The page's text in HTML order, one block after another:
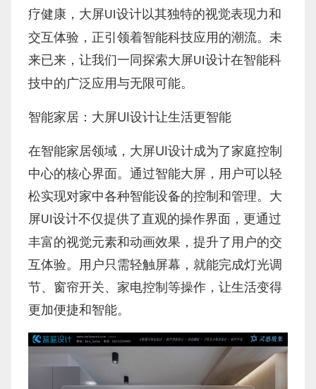
疗健康，大屏UI设计以其独特的视觉表现力和
交互体验，正引领着智能科技应用的潮流。未
来已来，让我们一同探索大屏UI设计在智能科
技中的广泛应用与无限可能。
智能家居：大屏UI设计让生活更智能
在智能家居领域，大屏UI设计成为了家庭控制
中心的核心界面。通过智能大屏，用户可以轻
松实现对家中各种智能设备的控制和管理。大
屏UI设计不仅提供了直观的操作界面，更通过
丰富的视觉元素和动画效果，提升了用户的交
互体验。用户只需轻触屏幕，就能完成灯光调
节、窗帘开关、家电控制等操作，让生活变得
更加便捷和智能。